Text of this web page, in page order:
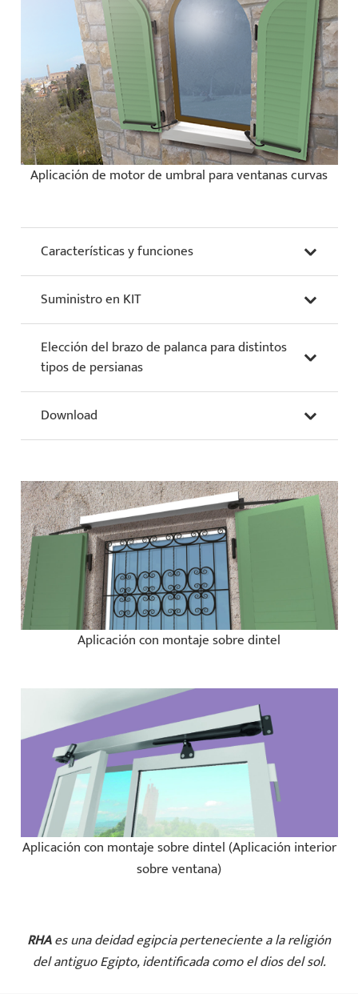
Aplicación de motor de umbral para ventanas curvas
Características y funciones
Suministro en KIT
Elección del brazo de palanca para distintos
tipos de persianas
Download
Aplicación con montaje sobre dintel
Aplicación con montaje sobre dintel (Aplicación interior
sobre ventana)
RHAes una deidad egipcia perteneciente a la religión
del antiguo Egipto, identificada como el dios del sol.